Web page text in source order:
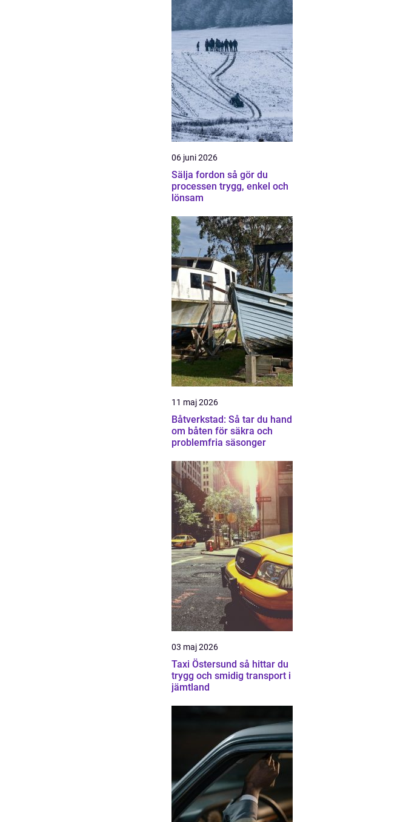
06 juni 2026
Sälja fordon så gör du
processen trygg, enkel och
lönsam
11 maj 2026
Båtverkstad: Så tar du hand
om båten för säkra och
problemfria säsonger
03 maj 2026
Taxi Östersund så hittar du
trygg och smidig transport i
jämtland